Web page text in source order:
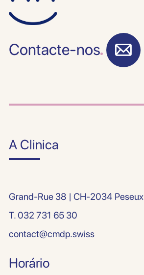
Contacte-nos
A Clinica
Grand-Rue 38 | CH-2034 Peseux
T.032 731 65 30
contact@cmdp.swiss
Horário